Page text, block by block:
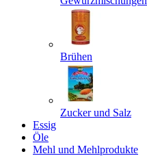
Brühen
Zucker und Salz
Essig
Öle
Mehl und Mehlprodukte